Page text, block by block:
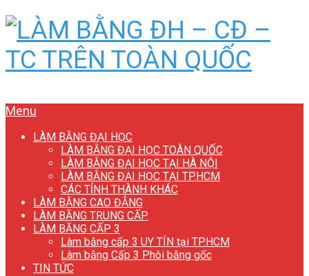
Menu
LÀM BẰNG ĐẠI HỌC
LÀM BẰNG ĐẠI HỌC TOÀN QUỐC
LÀM BẰNG ĐẠI HỌC TẠI HÀ NỘI
LÀM BẰNG ĐẠI HỌC TẠI TP.HCM
CÁC TỈNH THÀNH KHÁC
LÀM BẰNG CAO ĐẲNG
LÀM BẰNG TRUNG CẤP
LÀM BẰNG CẤP 3
Làm bằng cấp 3 UY TÍN tại TP.HCM
Làm bằng Cấp 3 Phôi bằng gốc
TIN TỨC